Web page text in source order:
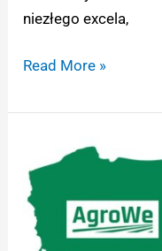
niezłego excela,
Read More »
Programy
rolnośrodowiskowe
cz.